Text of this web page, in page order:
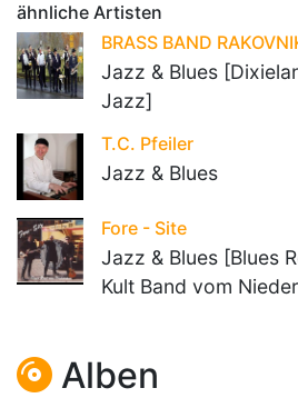
ähnliche Artisten
BRASS BAND
Jazz & Blues
Jazz]
T.C. Pfeiler
Jazz & Blues
Fore - Site
Jazz & Blues [Blues
Kult Band vom
Alben